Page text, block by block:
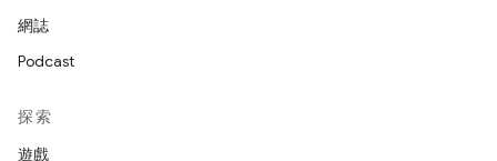
網誌
Podcast
探索
遊戲